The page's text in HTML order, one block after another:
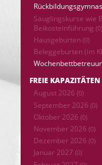
Säuglingskurse wie
Beikosteinführung (0)
Hausgeburten (0)
Beleggeburten (im
FREIE
August 2026 (0)
September 2026 (0)
Oktober 2026 (0)
November 2026 (0)
Dezember 2026 (0)
Januar 2027 (0)